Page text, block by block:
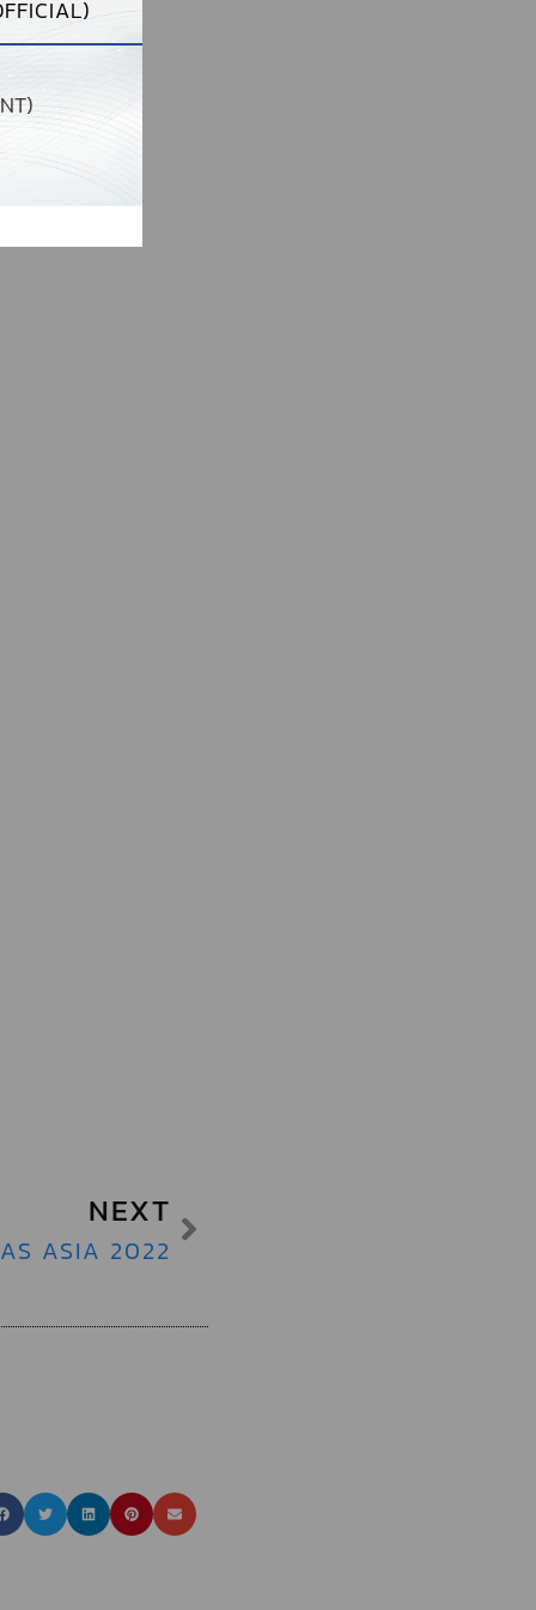
NEXT
ASIA 2022